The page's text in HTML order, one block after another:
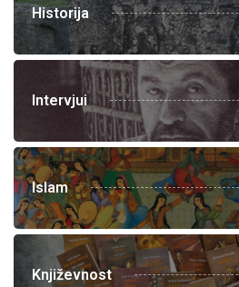
Historija
Intervjui
Islam
Književnost